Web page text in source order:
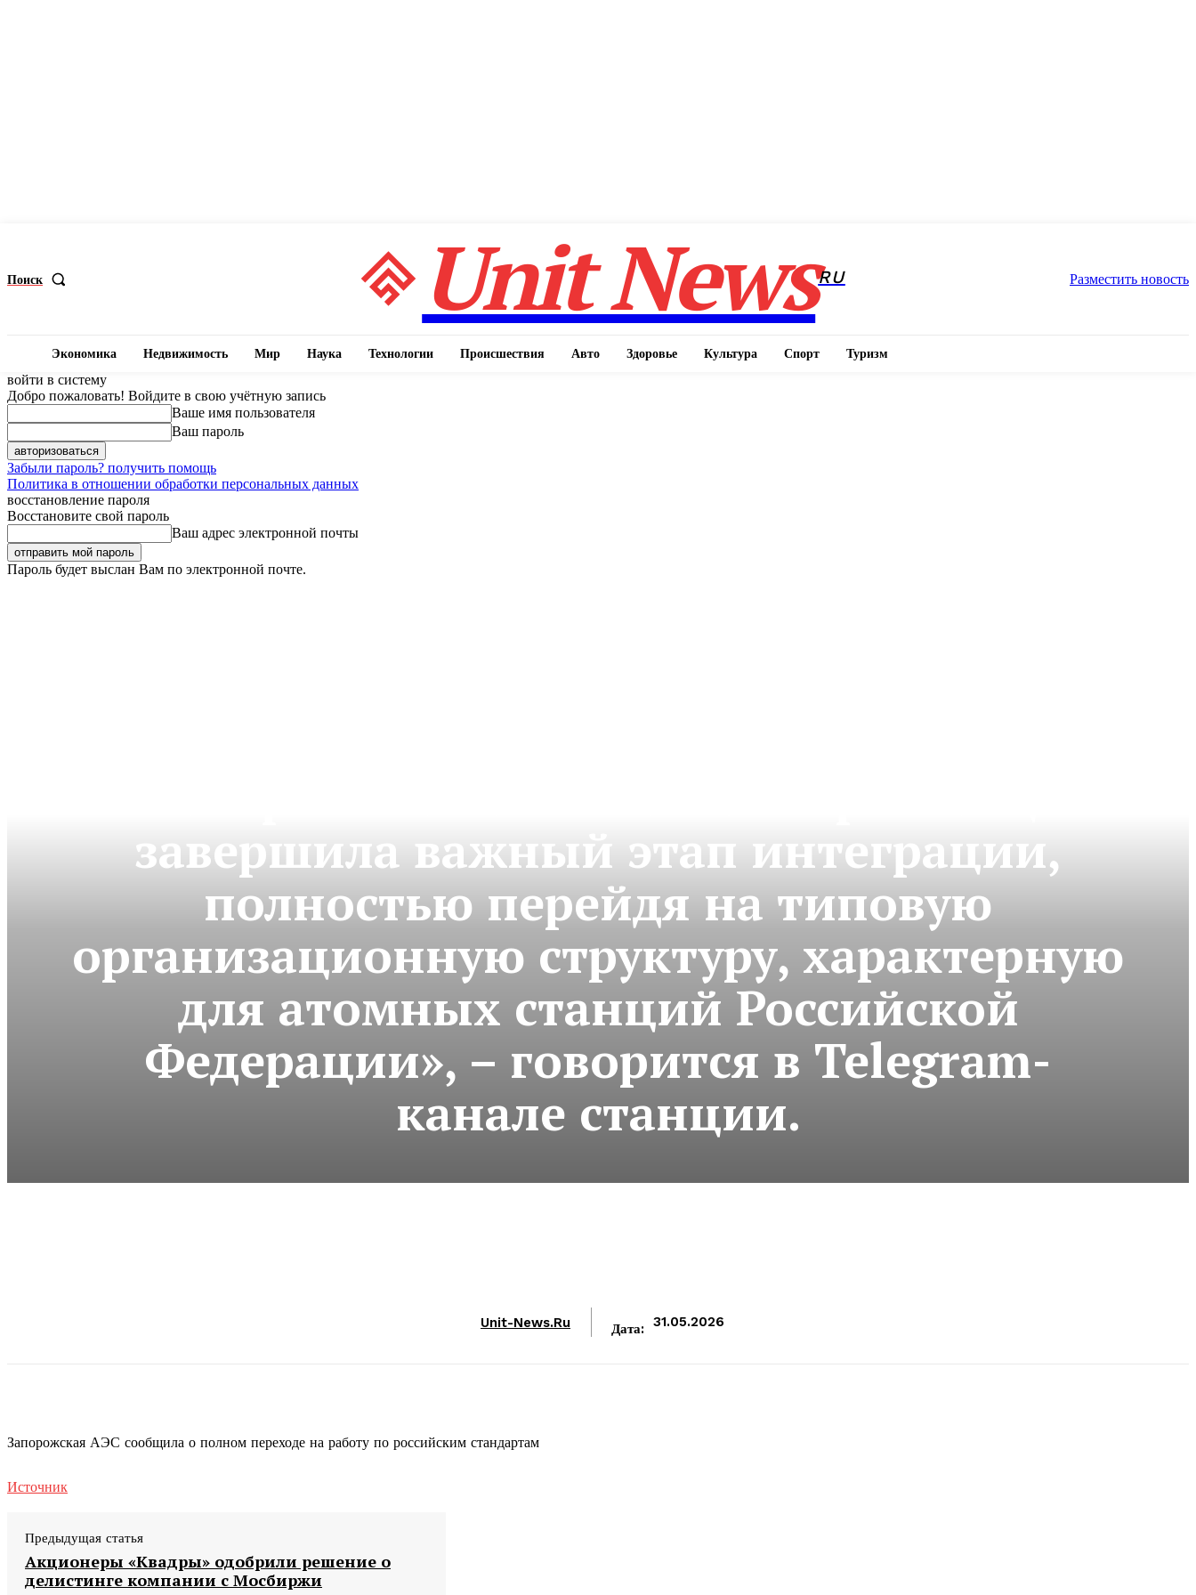
Поиск Unit NewsRU Разместить новость
Экономика Недвижимость Мир Наука Технологии Происшествия Авто Здоровье Культура Спорт Туризм
войти в систему
Добро пожаловать! Войдите в свою учётную запись
Ваше имя пользователя
Ваш пароль
Забыли пароль? получить помощь
Политика в отношении обработки персональных данных
восстановление пароля
Восстановите свой пароль
Ваш адрес электронной почты
Пароль будет выслан Вам по электронной почте.
завершила важный этап интеграции,
полностью перейдя на типовую
организационную структуру, характерную
для атомных станций Российской
Федерации», – говорится в Telegram-
канале станции.
Unit-News.ru Дата: 31.05.2026
Запорожская АЭС сообщила о полном переходе на работу по российским стандартам
Источник
Предыдущая статья
Акционеры «Квадры» одобрили решение о
делистинге компании с Мосбиржи